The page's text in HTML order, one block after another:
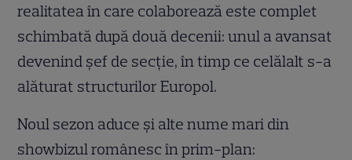
realitatea în care colaborează este complet
schimbată după două decenii: unul a avansat
devenind șef de secție, în timp ce celălalt s-a
alăturat structurilor Europol.
Noul sezon aduce și alte nume mari din
showbizul românesc în prim-plan: